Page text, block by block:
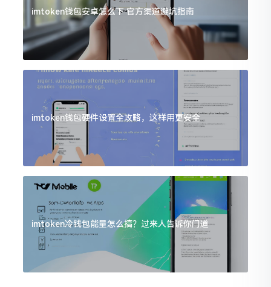
imtoken钱包安卓怎么下 官方渠道避坑指南
imtoken钱包硬件设置全攻略，这样用更安全
imtoken冷钱包能量怎么搞？过来人告诉你门道